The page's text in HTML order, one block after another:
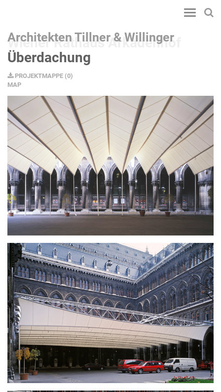
Toggle
Architekten Tillner & Willinger
Wiener Rathaus Arkadenhof
Überdachung
PROJEKTMAPPE (0)
MAP